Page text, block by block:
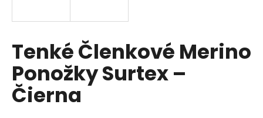
Tenké Členkové Merino
Ponožky Surtex –
Čierna
s
ť
?